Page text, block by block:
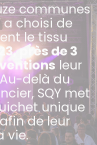
communes
a choisi de
le tissu
près de 3
leur
delà du
SQY met
unique
de leur
vie.